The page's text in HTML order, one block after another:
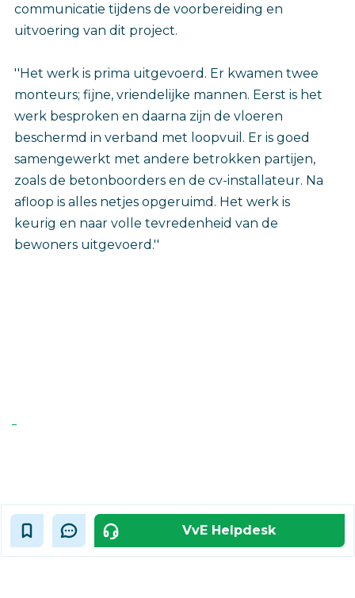
communicatie tijdens de voorbereiding en
uitvoering van dit project.
''Het werk is prima uitgevoerd. Er kwamen twee
monteurs; fijne, vriendelijke mannen. Eerst is het
werk besproken en daarna zijn de vloeren
beschermd in verband met loopvuil. Er is goed
samengewerkt met andere betrokken partijen,
zoals de betonboorders en de cv-installateur. Na
afloop is alles netjes opgeruimd. Het werk is
keurig en naar volle tevredenheid van de
bewoners uitgevoerd.''
VvE Helpdesk